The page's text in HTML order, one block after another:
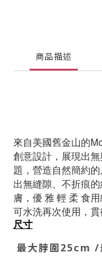
商品描述
來自美國舊金山的
創意設計，展現出
題，營造自然簡約
出無縫隙、不折痕
膚，優 雅 輕 柔 食
可水洗再次使用，
尺寸
最大脖圍25cm